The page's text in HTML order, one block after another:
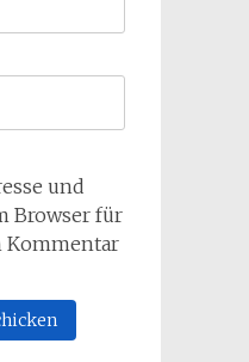
und
Browser für
Kommentar